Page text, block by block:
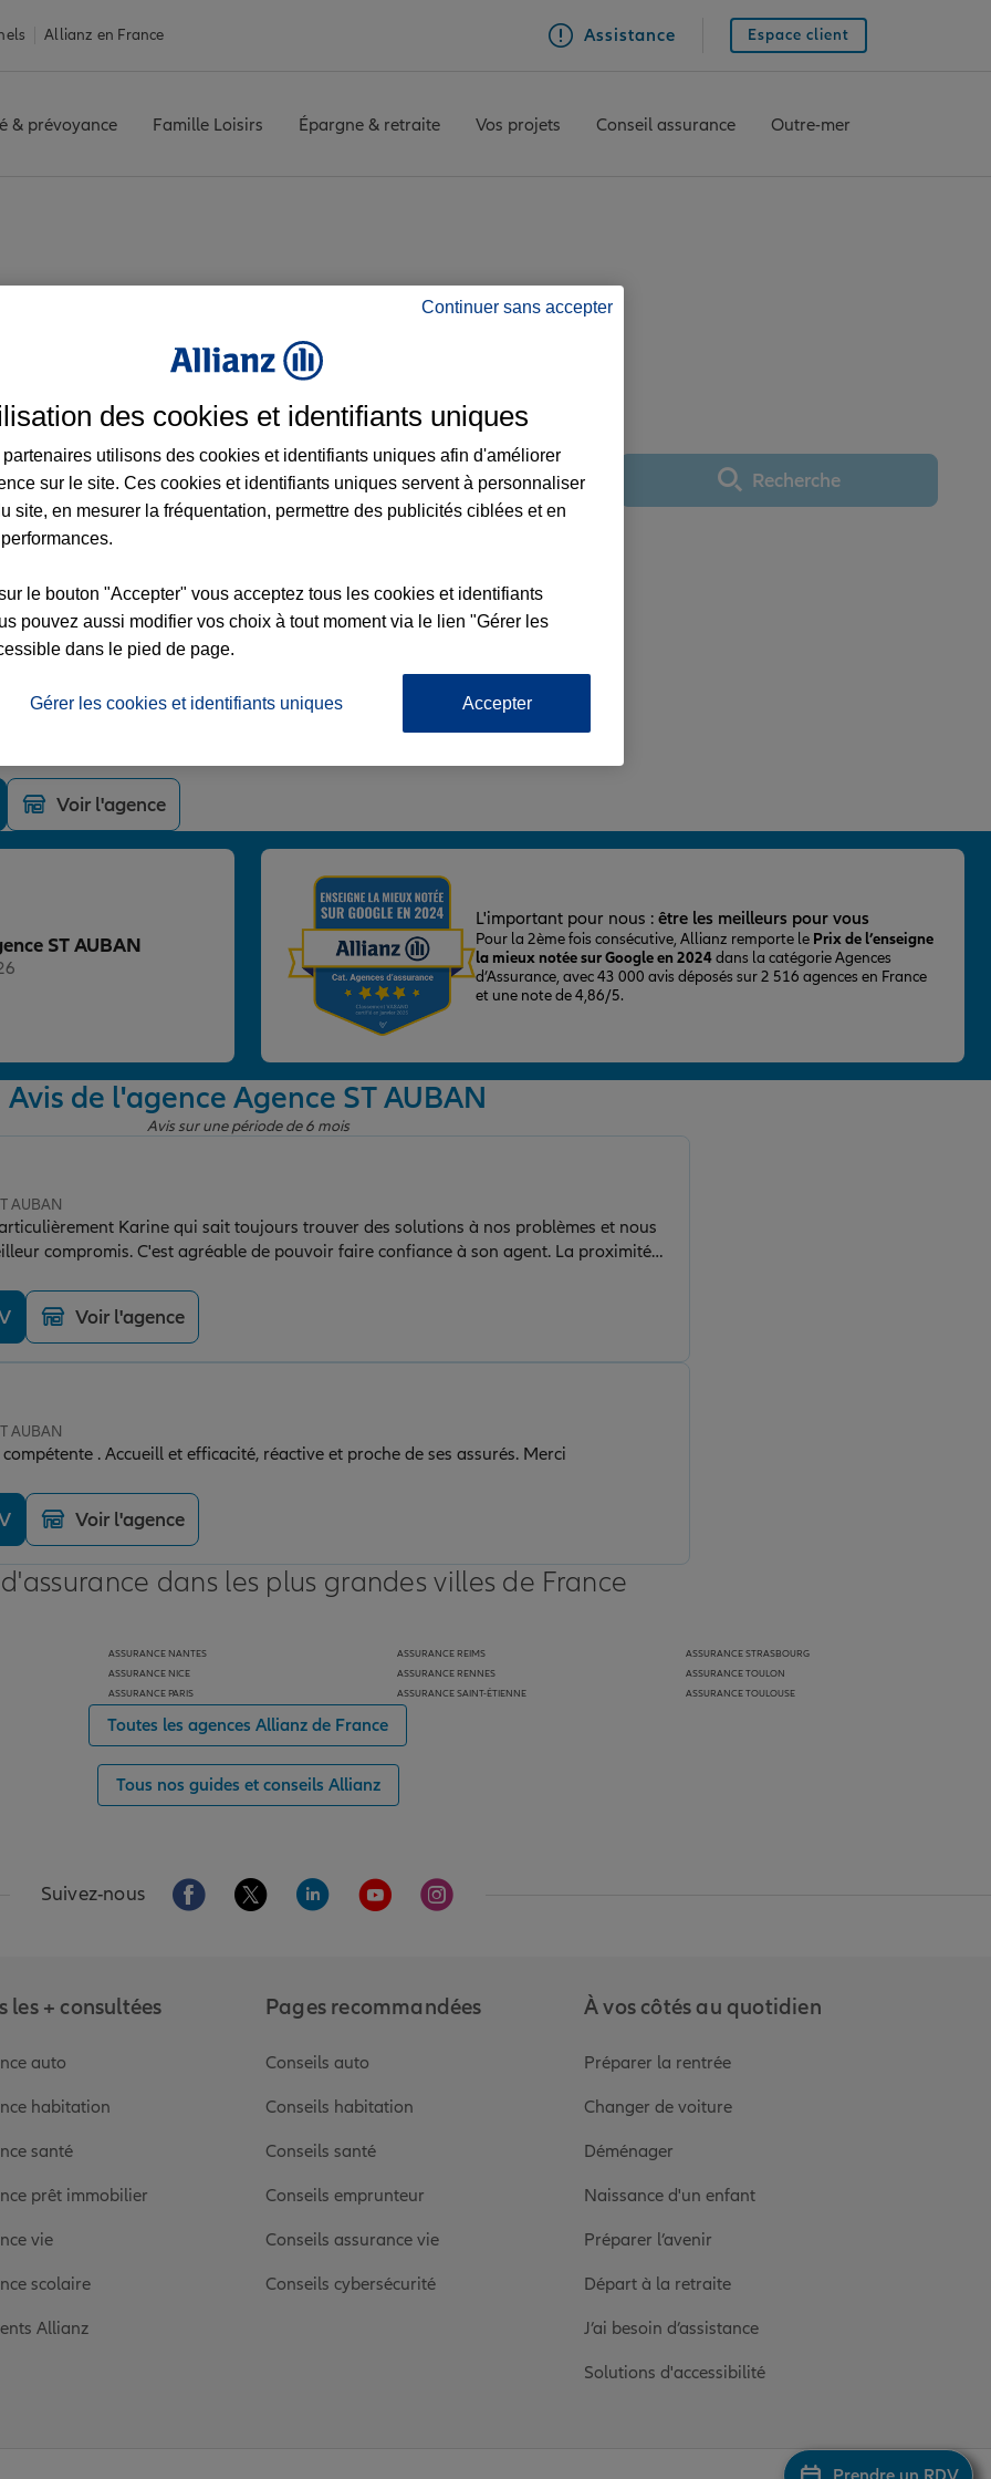
Allianz en France Assistance Espace client
& prévoyance Famille Loisirs Épargne & retraite Vos projets Conseil assurance Outre-mer
les avis de l'agence ST AUBAN
Utiliser ma positionRecherche
ST AUBAN
Voir l'agence
ST AUBAN
L'important pour nous : être les meilleurs pour vous
Pour la 2ème fois consécutive, Allianz remporte le Prix de l’enseigne
la mieux notée sur Google en 2024dans la catégorie Agences
d’Assurance, avec 43 000 avis déposés sur 2 516 agences en France
et une note de 4,86/5.
Avis de l'agence Agence ST AUBAN
Avis sur une période de 6 mois
AUBAN
Karine qui sait toujours trouver des solutions à nos problèmes et nous
compromis. C'est agréable de pouvoir faire confiance à son agent. La proximité
Voir l'agence
AUBAN
. Accueill et efficacité, réactive et proche de ses assurés. Merci
Voir l'agence
dans les plus grandes villes de France
ASSURANCE NANTES
ASSURANCE NICE
ASSURANCE PARIS
ASSURANCE REIMS
ASSURANCE RENNES
ASSURANCE SAINT-ÉTIENNE
ASSURANCE STRASBOURG
ASSURANCE TOULON
ASSURANCE TOULOUSE
Toutes les agences Allianz de France
Tous nos guides et conseils Allianz
Suivez-nous Aller sur la page Facebook de Allianz
Aller sur la page Twitter de Allianz
Aller sur la page Linkedin de Allianz
Aller sur la page Youtube de Allianz
Aller sur la page Instagram de Allianz
les + consultées
auto
habitation
santé
prêt immobilier
vie
scolaire
Allianz
Pages recommandées
Conseils auto
Conseils habitation
Conseils santé
Conseils emprunteur
Conseils assurance vie
Conseils cybersécurité
À vos côtés au quotidien
Préparer la rentrée
Changer de voiture
Déménager
Naissance d'un enfant
Préparer l’avenir
Départ à la retraite
J’ai besoin d’assistance
Solutions d'accessibilité
Continuer sans accepter
des cookies et identifiants uniques
partenaires utilisons des cookies et identifiants uniques afin d'améliorer
sur le site. Ces cookies et identifiants uniques servent à personnaliser
site, en mesurer la fréquentation, permettre des publicités ciblées et en
le bouton "Accepter" vous acceptez tous les cookies et identifiants
pouvez aussi modifier vos choix à tout moment via le lien "Gérer les
dans le pied de page.
Gérer les cookies et identifiants uniques Accepter